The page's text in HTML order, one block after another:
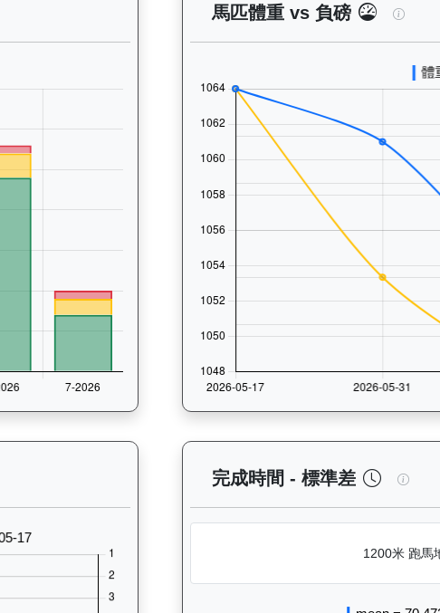
及出賽紀錄圖表：以月度圖表顯示馬匹訓練活動
馬匹體重 vs 負磅 閃
往走位記錄圖表：查看馬匹最近10場比賽的走位
完成時間 - 標準差 閃